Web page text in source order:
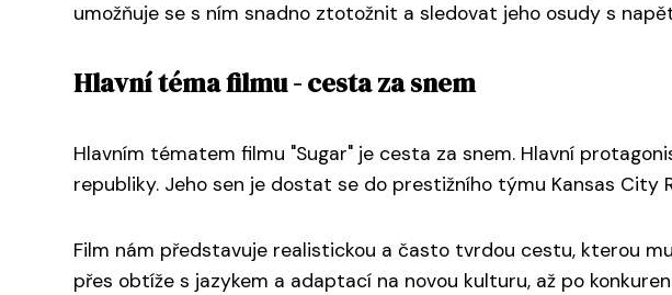
umožňuje se s ním snadno ztotožnit a sledovat jeho osudy s
Hlavní téma filmu - cesta za snem
Hlavním tématem filmu "Sugar" je cesta za snem. Hlavní
republiky. Jeho sen je dostat se do prestižního týmu Kansas City
Film nám představuje realistickou a často tvrdou cestu, kterou
přes obtíže s jazykem a adaptací na novou kulturu, až po